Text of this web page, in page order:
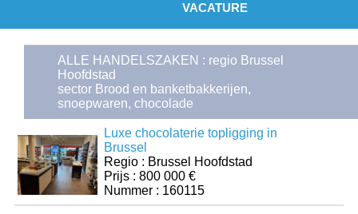
VACATURE
ALLE HANDELSZAKEN : regio Brussel
Hoofdstad
sector Brood en banketbakkerijen,
snoepwaren, chocolade
Luxe chocolaterie topligging in
Brussel
Regio : Brussel Hoofdstad
Prijs : 800 000 €
Nummer : 160115